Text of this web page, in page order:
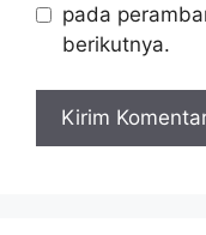
pada
berikutnya.